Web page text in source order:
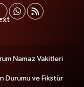
Namaz Vakitleri
Durumu ve Fikstür